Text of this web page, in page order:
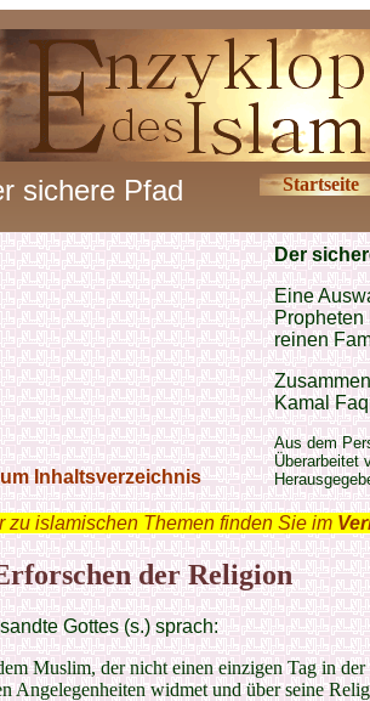
sichere Pfad Startseite
Inhaltsverzeichnis
Der
Eine
Propheten
reinen
Kamal
Aus dem
Überarbeitet
zu islamischen Themen finden Sie im
der Religion
Gottes (s.) sprach:
Muslim, der nicht einen einzigen Tag in
Angelegenheiten widmet und über seine